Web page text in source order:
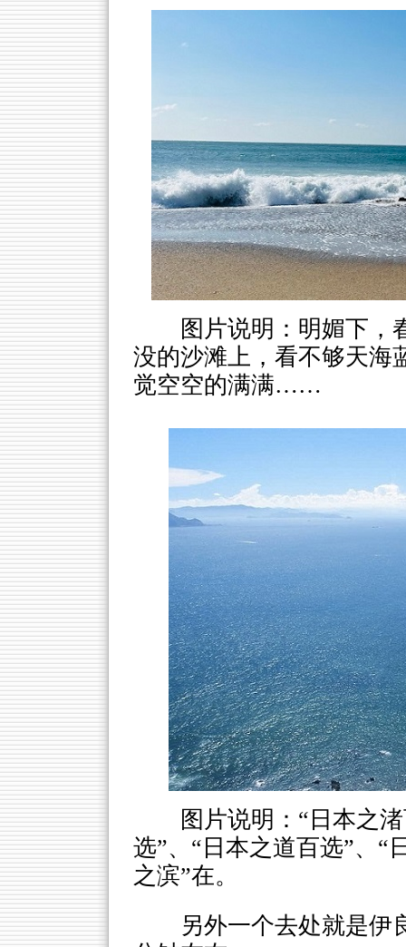
图片说明：明媚下，
没的沙滩上，看不够天海
觉空空的满满……
图片说明：“日本之
选”、“日本之道百选”、“
之滨”在。
另外一个去处就是伊